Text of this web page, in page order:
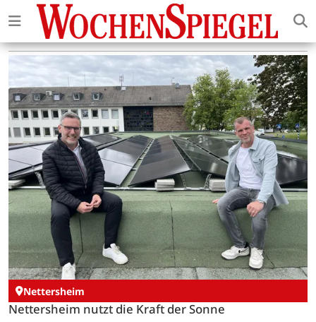
Nettersheim
Nettersheim nutzt die Kraft der Sonne